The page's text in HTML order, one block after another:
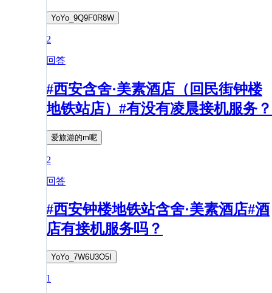
YoYo_9Q9F0R8W
2
回答
#西安含舍·美素酒店（回民街钟楼
地铁站店）#有没有凌晨接机服务？
爱旅游的m呢
2
回答
#西安钟楼地铁站含舍·美素酒店#酒
店有接机服务吗？
YoYo_7W6U3O5I
1